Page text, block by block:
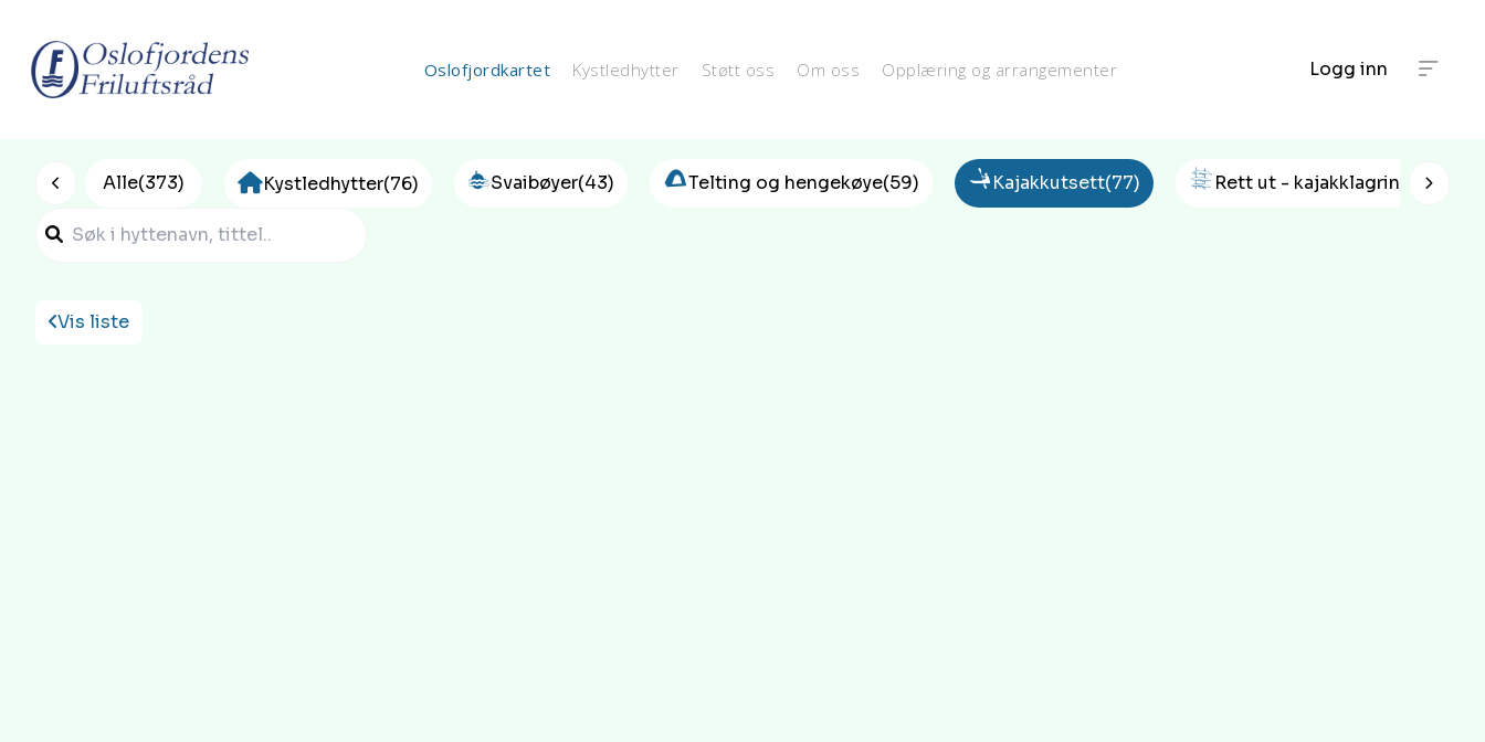
Oslofjordkartet Kystledhytter Støtt oss Om oss Opplæring og arrangementer Logg inn
Alle(373) Kystledhytter(76) cSvaibøyer(43) bTelting og hengekøye(59) aKajakkutsett(77) lRett ut - kajakklagring (24)
Vis liste